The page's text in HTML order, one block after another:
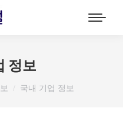
정보
국내 기업 정보